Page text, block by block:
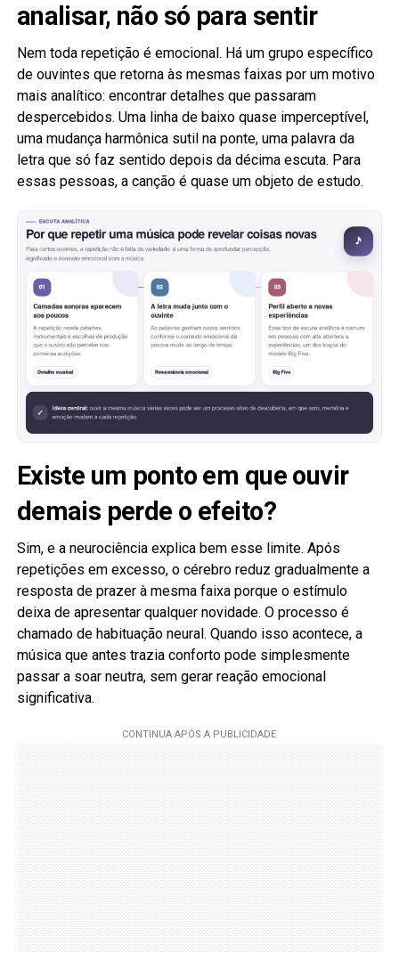
analisar, não só para sentir
Nem toda repetição é emocional. Há um grupo específico
de ouvintes que retorna às mesmas faixas por um motivo
mais analítico: encontrar detalhes que passaram
despercebidos. Uma linha de baixo quase imperceptível,
uma mudança harmônica sutil na ponte, uma palavra da
letra que só faz sentido depois da décima escuta. Para
essas pessoas, a canção é quase um objeto de estudo.
Existe um ponto em que ouvir
demais perde o efeito?
Sim, e a neurociência explica bem esse limite. Após
repetições em excesso, o cérebro reduz gradualmente a
resposta de prazer à mesma faixa porque o estímulo
deixa de apresentar qualquer novidade. O processo é
chamado de habituação neural. Quando isso acontece, a
música que antes trazia conforto pode simplesmente
passar a soar neutra, sem gerar reação emocional
significativa.